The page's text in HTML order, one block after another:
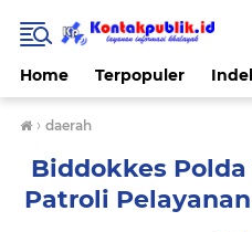
Home Terpopuler
› daerah
Biddokkes
Patroli